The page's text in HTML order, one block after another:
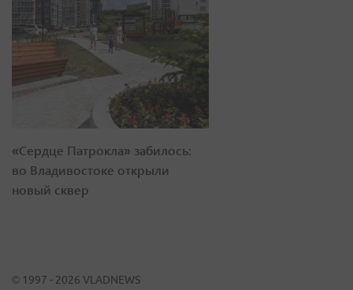
«Сердце Патрокла» забилось:
во Владивостоке открыли
новый сквер
© 1997 - 2026 VLADNEWS